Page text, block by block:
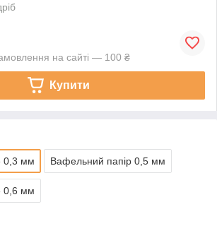
на сайті — 100 ₴
Купити
0,3 мм Вафельний папір 0,5 мм
0,6 мм